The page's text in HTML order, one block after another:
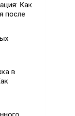
Как
после
в